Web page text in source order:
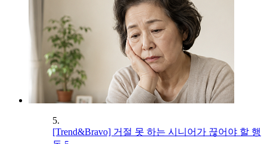
5.
[Trend&Bravo] 거절 못 하는 시니어가 끊어야 할 행